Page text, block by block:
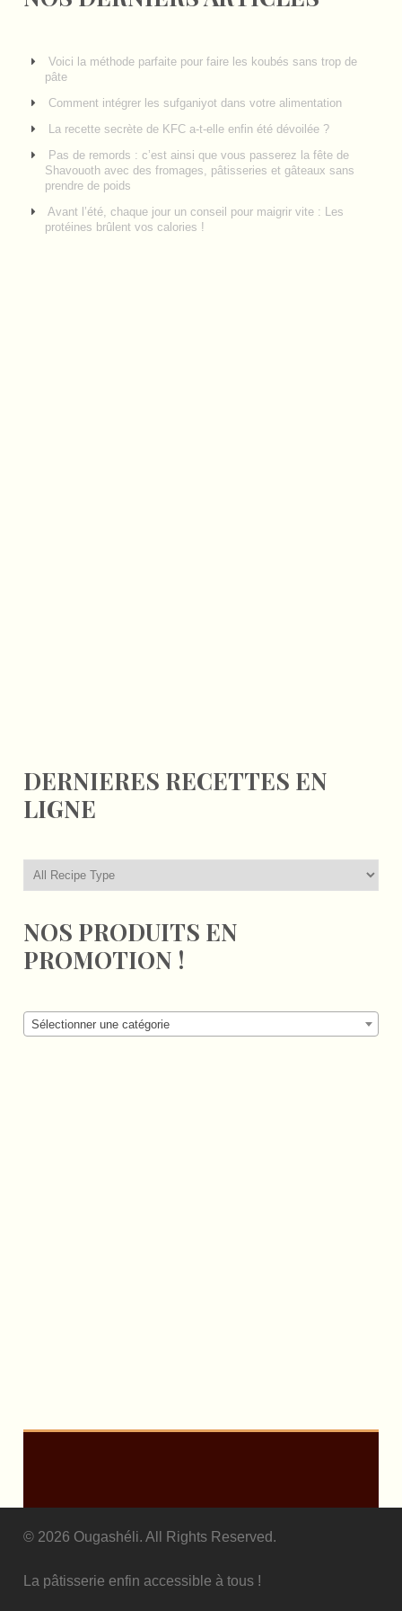
Voici la méthode parfaite pour faire les koubés sans trop de
pâte
Comment intégrer les sufganiyot dans votre alimentation
La recette secrète de KFC a-t-elle enfin été dévoilée ?
Pas de remords : c’est ainsi que vous passerez la fête de
Shavouoth avec des fromages, pâtisseries et gâteaux sans
prendre de poids
Avant l’été, chaque jour un conseil pour maigrir vite : Les
protéines brûlent vos calories !
DERNIERES RECETTES EN
LIGNE
NOS PRODUITS EN
PROMOTION !
Sélectionner une catégorie
© 2026 Ougashéli. All Rights Reserved.
La pâtisserie enfin accessible à tous !